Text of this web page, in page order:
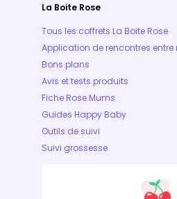
La Boite Rose
Tous les coffrets La Boite Rose
Application de rencontres
Bons plans
Avis et tests produits
Fiche Rose Mums
Guides Happy Baby
Outils de suivi
Suivi grossesse